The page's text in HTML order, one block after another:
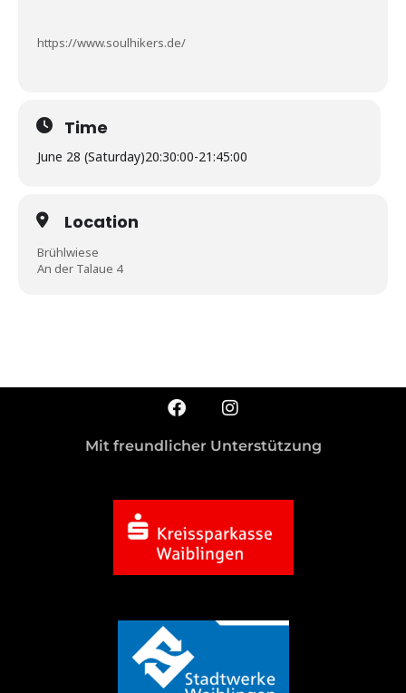
https://www.soulhikers.de/
Time
June 28 (Saturday)20:30:00-21:45:00
Location
Brühlwiese
An der Talaue 4
Mit freundlicher Unterstützung